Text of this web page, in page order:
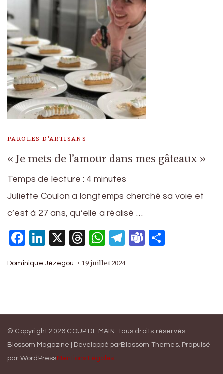
PAROLES D'ARTISANS
« Je mets de l’amour dans mes gâteaux »
Temps de lecture : 4 minutes
Juliette Coulon a longtemps cherché sa voie et
c’est à 27 ans, qu’elle a réalisé …
Facebook
LinkedIn
X Threads
WhatsApp
Telegram
Teams
Dominique Jézégou 19 juillet 2024
© Copyright.2026 COUP DE MAIN . Tous droits réservés.
Blossom Magazine | Developpé parBlossom Themes. Propulsé
par WordPress Mentions Légales